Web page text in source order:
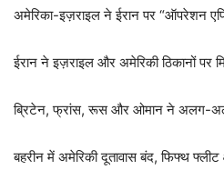
अमेरिका-इज़राइल ने ईरान पर “ऑपरेशन
ईरान ने इज़राइल और अमेरिकी ठिकानों पर
ब्रिटेन, फ्रांस, रूस और ओमान ने अलग-
बहरीन में अमेरिकी दूतावास बंद, फिफ्थ फ्लीट